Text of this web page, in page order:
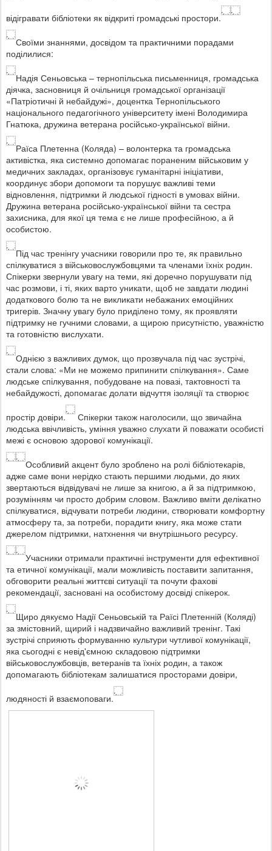
відігравати бібліотеки як відкриті громадські простори.
Своїми знаннями, досвідом та практичними порадами
поділилися:
Надія Сеньовська – тернопільська письменниця, громадська
діячка, засновниця й очільниця громадської організації
«Патріотичні й небайдужі», доцентка Тернопільського
національного педагогічного університету імені Володимира
Гнатюка, дружина ветерана російсько-української війни.
Раїса Плетенна (Коляда) – волонтерка та громадська
активістка, яка системно допомагає пораненим військовим у
медичних закладах, організовує гуманітарні ініціативи,
координує збори допомоги та порушує важливі теми
відновлення, підтримки й людської гідності в умовах війни.
Дружина ветерана російсько-української війни та сестра
захисника, для якої ця тема є не лише професійною, а й
особистою.
Під час тренінгу учасники говорили про те, як правильно
спілкуватися з військовослужбовцями та членами їхніх родин.
Спікерки звернули увагу на теми, які доречно порушувати під
час розмови, і ті, яких варто уникати, щоб не завдати людині
додаткового болю та не викликати небажаних емоційних
тригерів. Значну увагу було приділено тому, як проявляти
підтримку не гучними словами, а щирою присутністю, уважністю
та готовністю вислухати.
Однією з важливих думок, що прозвучала під час зустрічі,
стали слова: «Ми не можемо припинити спілкування». Саме
людське спілкування, побудоване на повазі, тактовності та
небайдужості, допомагає долати відчуття ізоляції та створює
простір довіри.
Спікерки також наголосили, що звичайна
людська ввічливість, уміння уважно слухати й поважати особисті
межі є основою здорової комунікації.
Особливий акцент було зроблено на ролі бібліотекарів,
адже саме вони нерідко стають першими людьми, до яких
звертаються відвідувачі не лише за книгою, а й за підтримкою,
розумінням чи просто добрим словом. Важливо вміти делікатно
спілкуватися, відчувати потреби людини, створювати комфортну
атмосферу та, за потреби, порадити книгу, яка може стати
джерелом підтримки, натхнення чи внутрішнього ресурсу.
Учасники отримали практичні інструменти для ефективної
та етичної комунікації, мали можливість поставити запитання,
обговорити реальні життєві ситуації та почути фахові
рекомендації, засновані на особистому досвіді спікерок.
Щиро дякуємо Надії Сеньовській та Раїсі Плетенній (Коляді)
за змістовний, щирий і надзвичайно важливий тренінг. Такі
зустрічі сприяють формуванню культури чутливої комунікації,
яка сьогодні є невід'ємною складовою підтримки
військовослужбовців, ветеранів та їхніх родин, а також
допомагають бібліотекам залишатися просторами довіри,
людяності й взаємоповаги.